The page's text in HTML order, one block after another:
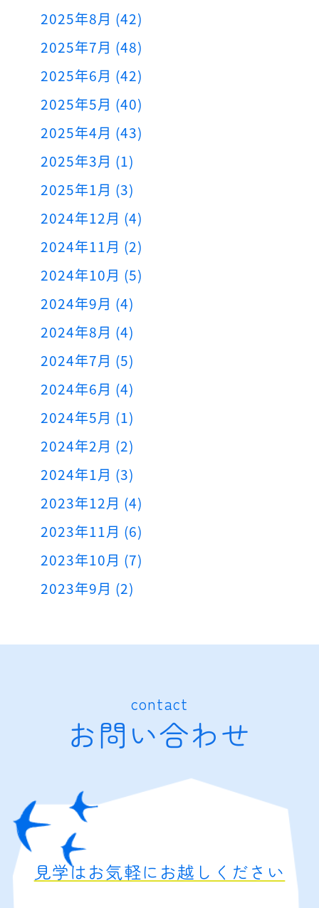
2025年8月 (42)
2025年7月 (48)
2025年6月 (42)
2025年5月 (40)
2025年4月 (43)
2025年3月 (1)
2025年1月 (3)
2024年12月 (4)
2024年11月 (2)
2024年10月 (5)
2024年9月 (4)
2024年8月 (4)
2024年7月 (5)
2024年6月 (4)
2024年5月 (1)
2024年2月 (2)
2024年1月 (3)
2023年12月 (4)
2023年11月 (6)
2023年10月 (7)
2023年9月 (2)
contact
お問い合わせ
見学はお気軽にお越しください